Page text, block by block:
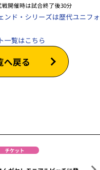
開催時は試合終了後30分
ンド・シリーズは歴代ユニフォ
一覧はこちら
へ戻る
チケット